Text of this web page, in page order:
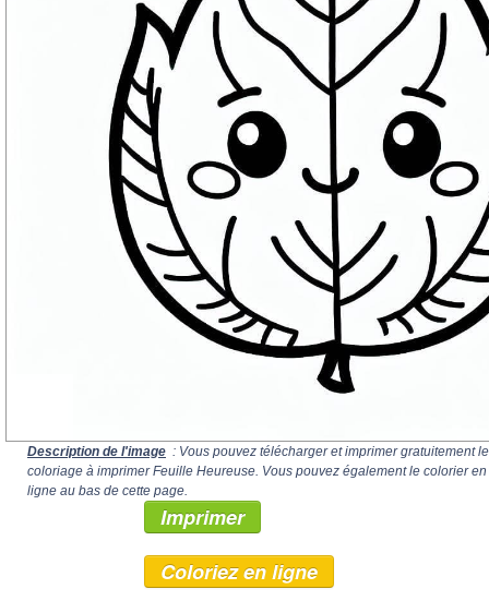
Description de l'image : Vous pouvez télécharger et imprimer gratuitement le
coloriage à imprimer Feuille Heureuse. Vous pouvez également le colorier en
ligne au bas de cette page.
Imprimer
Coloriez en ligne